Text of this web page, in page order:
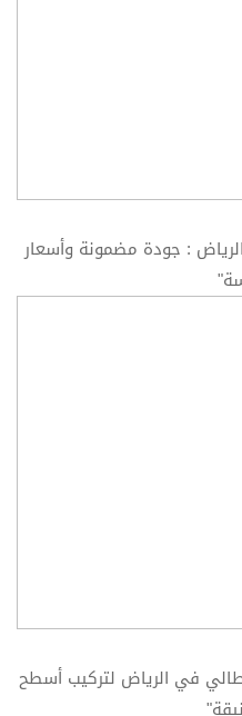
: جودة مضمونة وأسعار
في الرياض لتركيب أسطح